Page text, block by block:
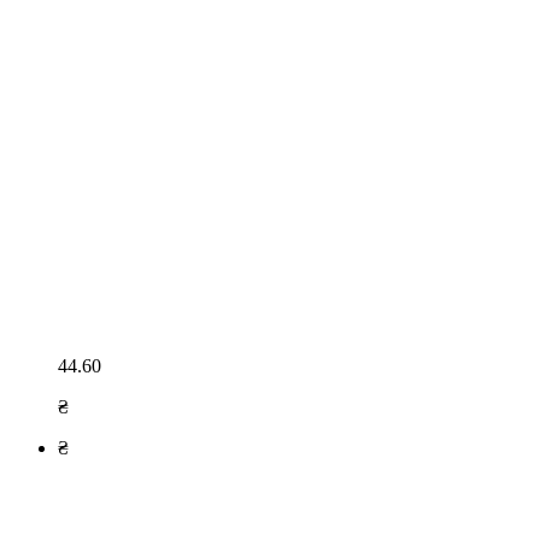
44.60
₴
₴